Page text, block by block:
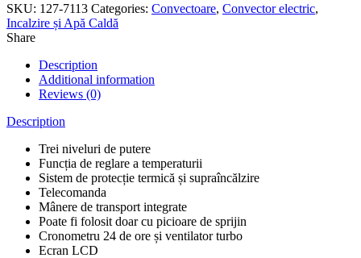
SKU: 127-7113 Categories: Convectoare, Convector electric,
Incalzire și Apă Caldă
Share
Description
Additional information
Reviews (0)
Description
Trei niveluri de putere
Funcția de reglare a temperaturii
Sistem de protecție termică și supraîncălzire
Telecomanda
Mânere de transport integrate
Poate fi folosit doar cu picioare de sprijin
Cronometru 24 de ore și ventilator turbo
Ecran LCD